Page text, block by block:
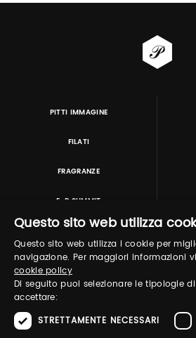
PITTI IMMAGINE
FILATI
FRAGRANZE
E-P SUMMIT
TUTORING &
Questo sito web utilizza
Questo sito web utilizza i cookie per
navigazione. Per maggiori informazioni
cookie policy
Di seguito puoi selezionare le tipologie
accettare:
STRETTAMENTE NECESSARI